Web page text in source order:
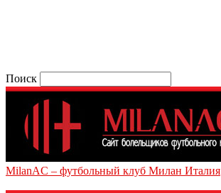
Поиск
MilanAC – футбольный клуб Милан Италия